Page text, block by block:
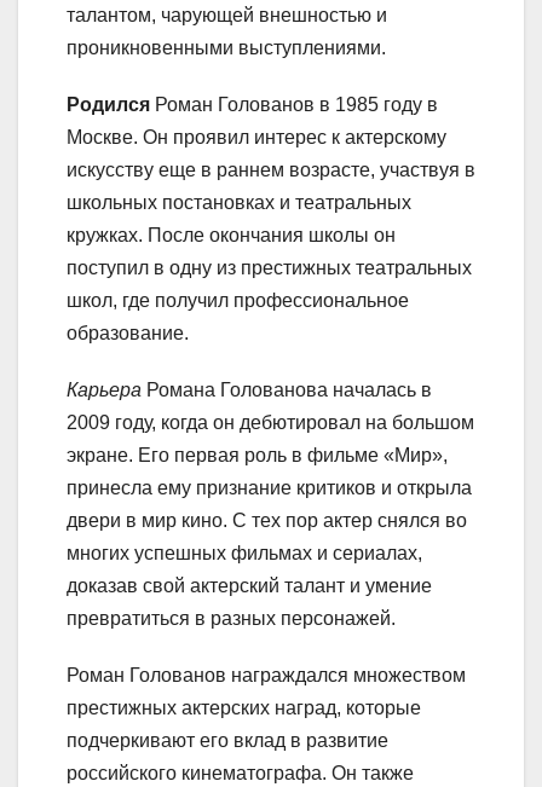
талантом, чарующей внешностью и
проникновенными выступлениями.
Родился Роман Голованов в 1985 году в
Москве. Он проявил интерес к актерскому
искусству еще в раннем возрасте, участвуя в
школьных постановках и театральных
кружках. После окончания школы он
поступил в одну из престижных театральных
школ, где получил профессиональное
образование.
Карьера Романа Голованова началась в
2009 году, когда он дебютировал на большом
экране. Его первая роль в фильме «Мир»,
принесла ему признание критиков и открыла
двери в мир кино. С тех пор актер снялся во
многих успешных фильмах и сериалах,
доказав свой актерский талант и умение
превратиться в разных персонажей.
Роман Голованов награждался множеством
престижных актерских наград, которые
подчеркивают его вклад в развитие
российского кинематографа. Он также